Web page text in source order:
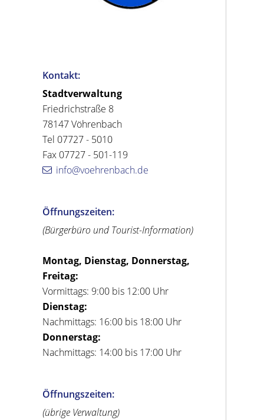
Kontakt:
Stadtverwaltung
Friedrichstraße 8
78147 Vöhrenbach
Tel 07727 - 5010
Fax 07727 - 501-119
info@voehrenbach.de
Öffnungszeiten:
(Bürgerbüro und Tourist-Information)
Montag, Dienstag, Donnerstag,
Freitag:
Vormittags: 9:00 bis 12:00 Uhr
Dienstag:
Nachmittags: 16:00 bis 18:00 Uhr
Donnerstag:
Nachmittags: 14:00 bis 17:00 Uhr
Öffnungszeiten:
(übrige Verwaltung)